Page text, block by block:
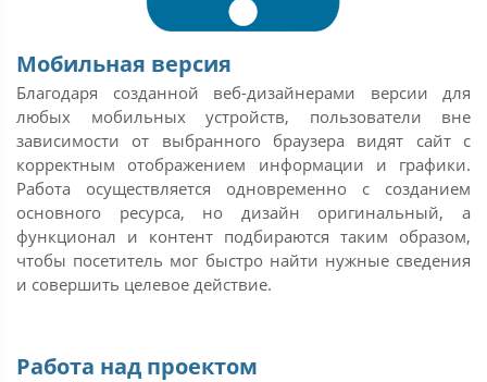
Мобильная версия
Благодаря созданной веб-дизайнерами версии для
любых мобильных устройств, пользователи вне
зависимости от выбранного браузера видят сайт с
корректным отображением информации и графики.
Работа осуществляется одновременно с созданием
основного ресурса, но дизайн оригинальный, а
функционал и контент подбираются таким образом,
чтобы посетитель мог быстро найти нужные сведения
и совершить целевое действие.
Работа над проектом